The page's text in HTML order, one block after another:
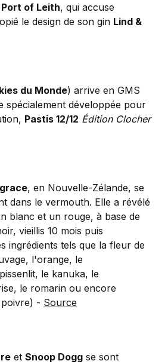
of Leith, qui accuse
le design de son gin Lind &
du Monde) arrive en GMS
spécialement développée pour
Pastis 12/12 Édition Clocher
, en Nouvelle-Zélande, se
dans le vermouth. Elle a révélé
blanc et un rouge, à base de
vieillis 10 mois puis
ingrédients tels que la fleur de
l'orange, le
le kanuka, le
le romarin ou encore
- Source
etSnoop Dogg se sont